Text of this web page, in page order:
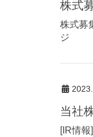
株
株式募
ジ
当
[IR情